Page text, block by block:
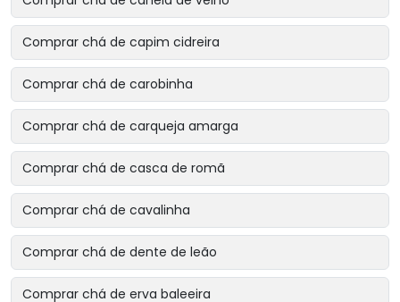
Comprar chá de capim cidreira
Comprar chá de carobinha
Comprar chá de carqueja amarga
Comprar chá de casca de romã
Comprar chá de cavalinha
Comprar chá de dente de leão
Comprar chá de erva baleeira